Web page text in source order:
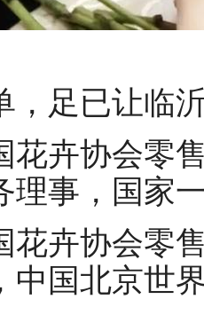
，足已让临
花卉协会零
理事，国家
花卉协会零
中国北京世